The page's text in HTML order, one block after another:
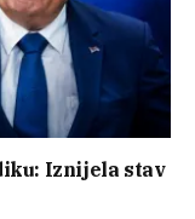
Iznijela stav